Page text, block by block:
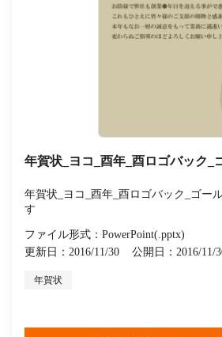
年賀状_ヨコ_酉年_酉ロゴバック_
年賀状_ヨコ_酉年_酉ロゴバック_ゴー
す
ファイル形式：PowerPoint(.pptx)
更新日：2016/11/30
公開日：2016/11/
年賀状